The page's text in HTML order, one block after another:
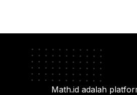
Math.id adalah